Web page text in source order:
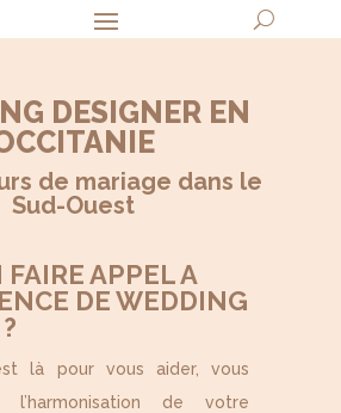
DESIGNER EN
de mariage dans le
Sud-Ouest
APPEL A
DE WEDDING
là pour vous aider, vous
l’harmonisation de votre